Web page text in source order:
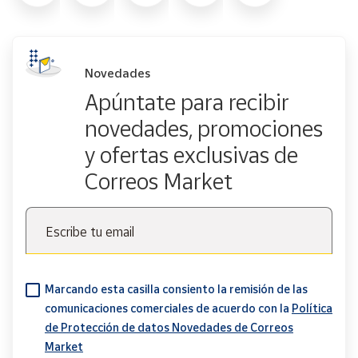
Novedades
Apúntate para recibir
novedades, promociones
y ofertas exclusivas de
Correos Market
Escribe tu email
Marcando esta casilla consiento la remisión de las
comunicaciones comerciales de acuerdo con la Política
de Protección de datos Novedades de Correos
Market